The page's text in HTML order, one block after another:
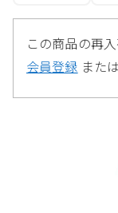
この商品の再
会員登録 または